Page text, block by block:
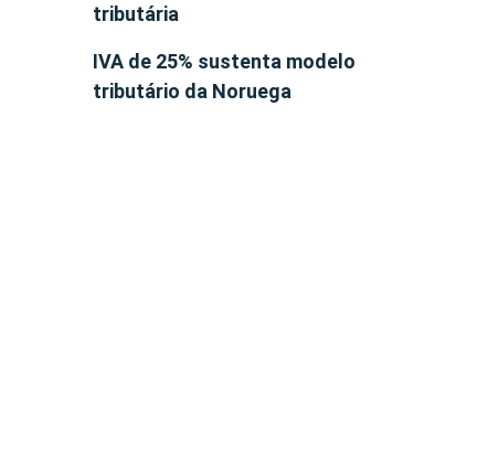
tributária
IVA de 25% sustenta modelo
tributário da Noruega